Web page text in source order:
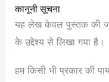
कानूनी सूचना
यह लेख केवल पुस्तक की
के उद्देश्य से लिखा गया है।
हम किसी भी प्रकार की